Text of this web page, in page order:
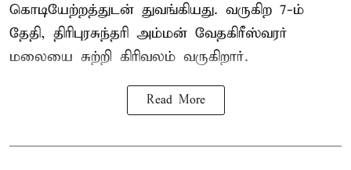
கொடியேற்றத்துடன் துவங்கியது. வருகிற 7-ம்
தேதி, திரிபுரசுந்தரி அம்மன் வேதகிரீஸ்வரர்
மலையை சுற்றி கிரிவலம் வருகிறார்.
Read More